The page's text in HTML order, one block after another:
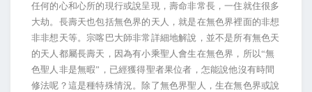
任何的心和心所的現行或說呈現，壽命非常長，一住就住很多
大劫。長壽天也包括無色界的天人，就是在無色界裡面的非想
非非想天等。宗喀巴大師非常詳細地解說，並不是所有無色天
的天人都屬長壽天，因為有小乘聖人會生在無色界，所以“無
色聖人非是無暇”，已經獲得聖者果位者，怎能說他沒有時間
修法呢？這是種特殊情況。除了無色界聖人，生在無色界或說